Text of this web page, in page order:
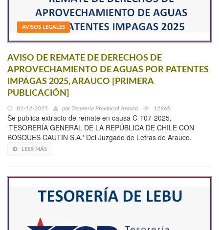
AVISOS LEGALES
AVISO DE REMATE DE DERECHOS DE
APROVECHAMIENTO DE AGUAS POR PATENTES
IMPAGAS 2025, ARAUCO [PRIMERA
PUBLICACIÓN]
01-12-2025 por Tesorería Provincial Arauco 12965
Se publica extracto de remate en causa C-107-2025,
'TESORERÍA GENERAL DE LA REPÚBLICA DE CHILE CON
BOSQUES CAUTIN S.A.' Del Juzgado de Letras de Arauco.
LEER MÁS